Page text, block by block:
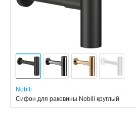
Nobili
Сифон для раковины Nobili круглый